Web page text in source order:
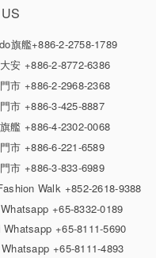
旗艦+886-2-2758-1789
安 +886-2-8772-6386
市 +886-2-2968-2368
市 +886-3-425-8887
艦 +886-4-2302-0068
市 +886-6-221-6589
市 +886-3-833-6989
Walk +852-2618-9388
+65-8332-0189
Whatsapp +65-8111-5690
+65-8111-4893